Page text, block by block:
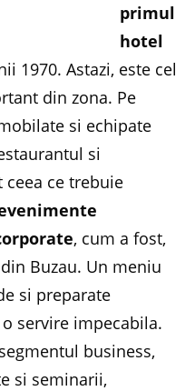
primul
hotel
1970. Astazi, este cel
din zona. Pe
si echipate
si
ceea ce trebuie
, cum a fost,
Buzau. Un meniu
si preparate
servire impecabila.
business,
si seminarii,